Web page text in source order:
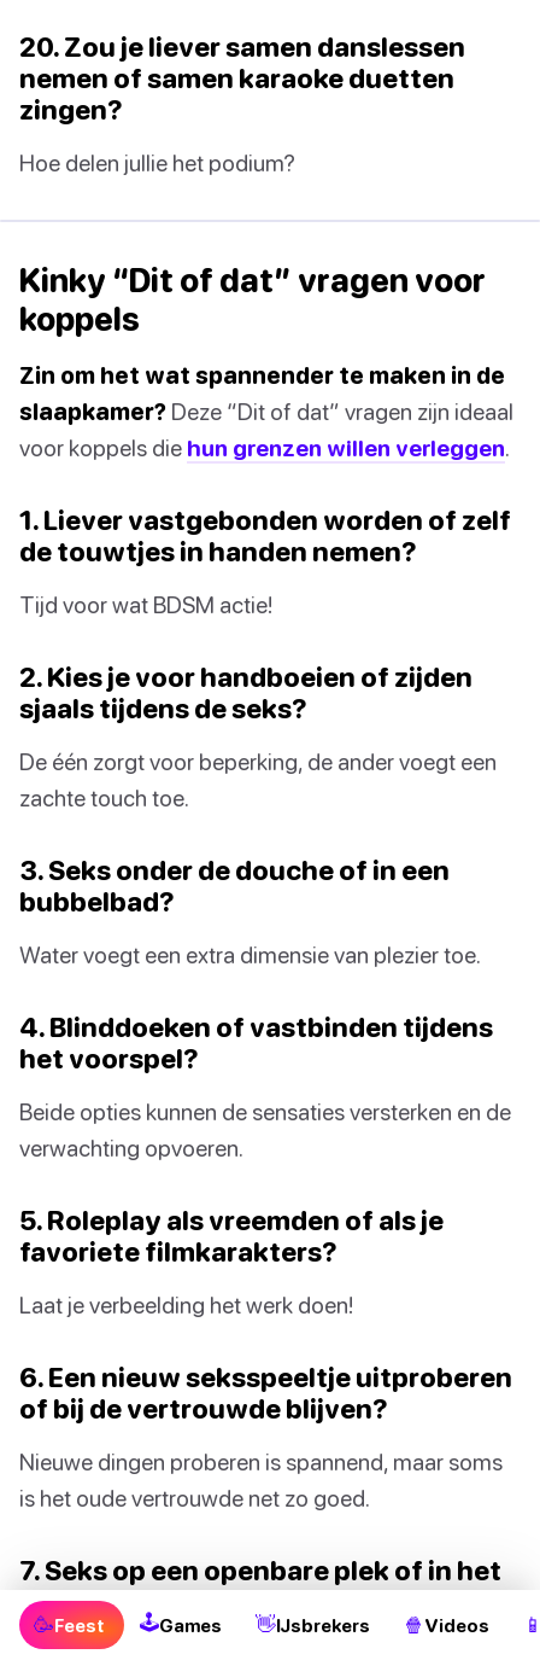
20. Zou je liever samen danslessen
nemen of samen karaoke duetten
zingen?
Hoe delen jullie het podium?
Kinky “Dit of dat” vragen voor
koppels
Zin om het wat spannender te maken in de
slaapkamer? Deze “Dit of dat” vragen zijn ideaal
voor koppels die hun grenzen willen verleggen.
1. Liever vastgebonden worden of zelf
de touwtjes in handen nemen?
Tijd voor wat BDSM actie!
2. Kies je voor handboeien of zijden
sjaals tijdens de seks?
De één zorgt voor beperking, de ander voegt een
zachte touch toe.
3. Seks onder de douche of in een
bubbelbad?
Water voegt een extra dimensie van plezier toe.
4. Blinddoeken of vastbinden tijdens
het voorspel?
Beide opties kunnen de sensaties versterken en de
verwachting opvoeren.
5. Roleplay als vreemden of als je
favoriete filmkarakters?
Laat je verbeelding het werk doen!
6. Een nieuw seksspeeltje uitproberen
of bij de vertrouwde blijven?
Nieuwe dingen proberen is spannend, maar soms
is het oude vertrouwde net zo goed.
7. Seks op een openbare plek of in het
comfort van je eigen huis?
🥳Feest 🕹Games 👋IJsbrekers 🍿 Videos